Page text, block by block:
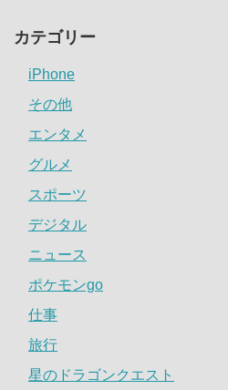
カテゴリー
iPhone
その他
エンタメ
グルメ
スポーツ
デジタル
ニュース
ポケモンgo
仕事
旅行
星のドラゴンクエスト